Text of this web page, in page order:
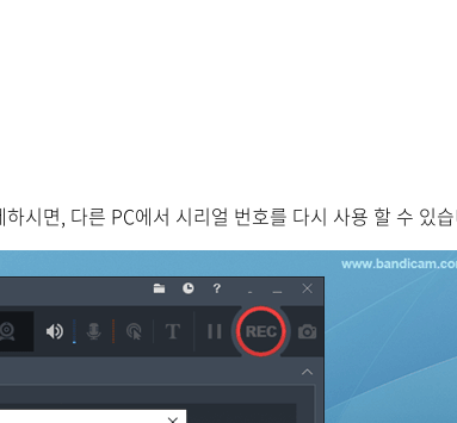
시면, 다른 PC에서 시리얼 번호를 다시 사용 할 수 있